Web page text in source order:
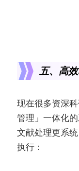
五、高
现在很多资深
管理」一体化
文献处理更系
执行：